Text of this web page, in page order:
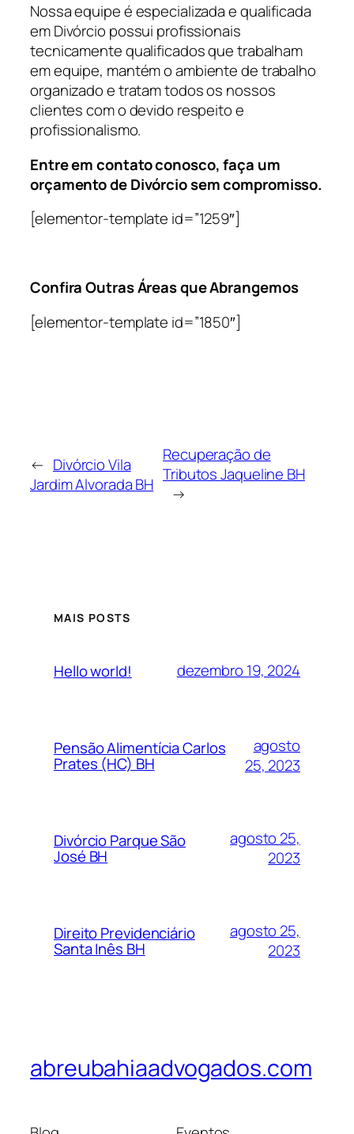
Nossa equipe é especializada e qualificada
em Divórcio possui profissionais
tecnicamente qualificados que trabalham
em equipe, mantém o ambiente de trabalho
organizado e tratam todos os nossos
clientes com o devido respeito e
profissionalismo.
Entre em contato conosco, faça um
orçamento de Divórcio sem compromisso.
[elementor-template id=”1259″]
Confira Outras Áreas que Abrangemos
[elementor-template id=”1850″]
← Divórcio Vila
Jardim Alvorada BH
Recuperação de
Tributos Jaqueline BH
→
MAIS POSTS
Hello world! dezembro 19, 2024
Pensão Alimentícia Carlos
Prates (HC) BH
agosto
25, 2023
Divórcio Parque São
José BH
agosto 25,
2023
Direito Previdenciário
Santa Inês BH
agosto 25,
2023
abreubahiaadvogados.com